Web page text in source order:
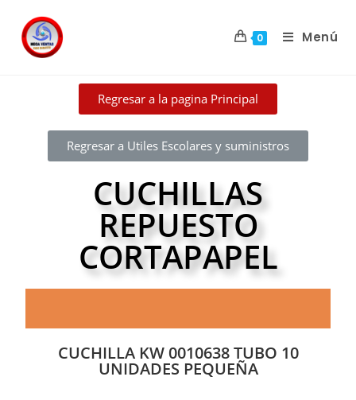
0 Menú
Regresar a la pagina Principal
Regresar a Utiles Escolares y suministros
CUCHILLAS
REPUESTO
CORTAPAPEL
CUCHILLA KW 0010638 TUBO 10
UNIDADES PEQUEÑA